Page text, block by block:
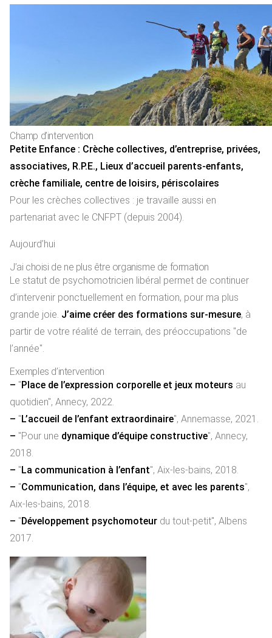
Champ d’intervention
Petite Enfance : Crèche collectives, d’entreprise, privées,
associatives, R.P.E., Lieux d’accueil parents-enfants,
crèche familiale, centre de loisirs, périscolaires
Pour les crèches collectives : je travaille aussi en
partenariat avec le CNFPT (depuis 2004).
Aujourd’hui
J’ai choisi de ne plus être organisme de formation
Le statut de psychomotricien libéral permet de continuer
d’intervenir ponctuellement en formation, pour ma plus
grande joie. J’aime créer des formations sur-mesure, à
partir de votre réalité de terrain, des préoccupations "de
l’année".
Exemples d’intervention
– "Place de l’expression corporelle et jeux moteurs au
quotidien", Annecy, 2022.
– "L’accueil de l’enfant extraordinaire", Annemasse, 2021.
– "Pour une dynamique d’équipe constructive", Annecy,
2018.
– "La communication à l’enfant", Aix-les-bains, 2018.
– "Communication, dans l’équipe, et avec les parents",
Aix-les-bains, 2018.
– "Développement psychomoteur du tout-petit", Albens
2017.